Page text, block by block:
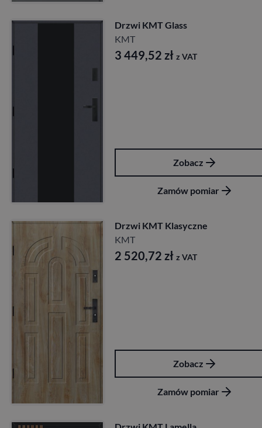
Drzwi KMT Glass
KMT
3 449,52 zł z VAT
Zobacz
Zamów pomiar
Drzwi KMT Klasyczne
KMT
2 520,72 zł z VAT
Zobacz
Zamów pomiar